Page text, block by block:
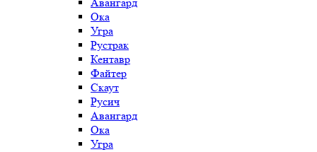
Ока
Угра
Рустрак
Кентавр
Файтер
Скаут
Русич
Авангард
Ока
Угра